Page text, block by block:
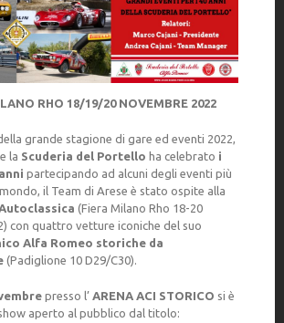
RHO 18/19/20 NOVEMBRE 2022
grande stagione di gare ed eventi 2022,
la Scuderia del Portello ha celebrato i
partecipando ad alcuni degli eventi più
il Team di Arese è stato ospite alla
(Fiera Milano Rho 18-20
con quattro vetture iconiche del suo
Alfa Romeo storiche da
(Padiglione 10 D29/C30).
presso l’ ARENA ACI STORICO si è
aperto al pubblico dal titolo: